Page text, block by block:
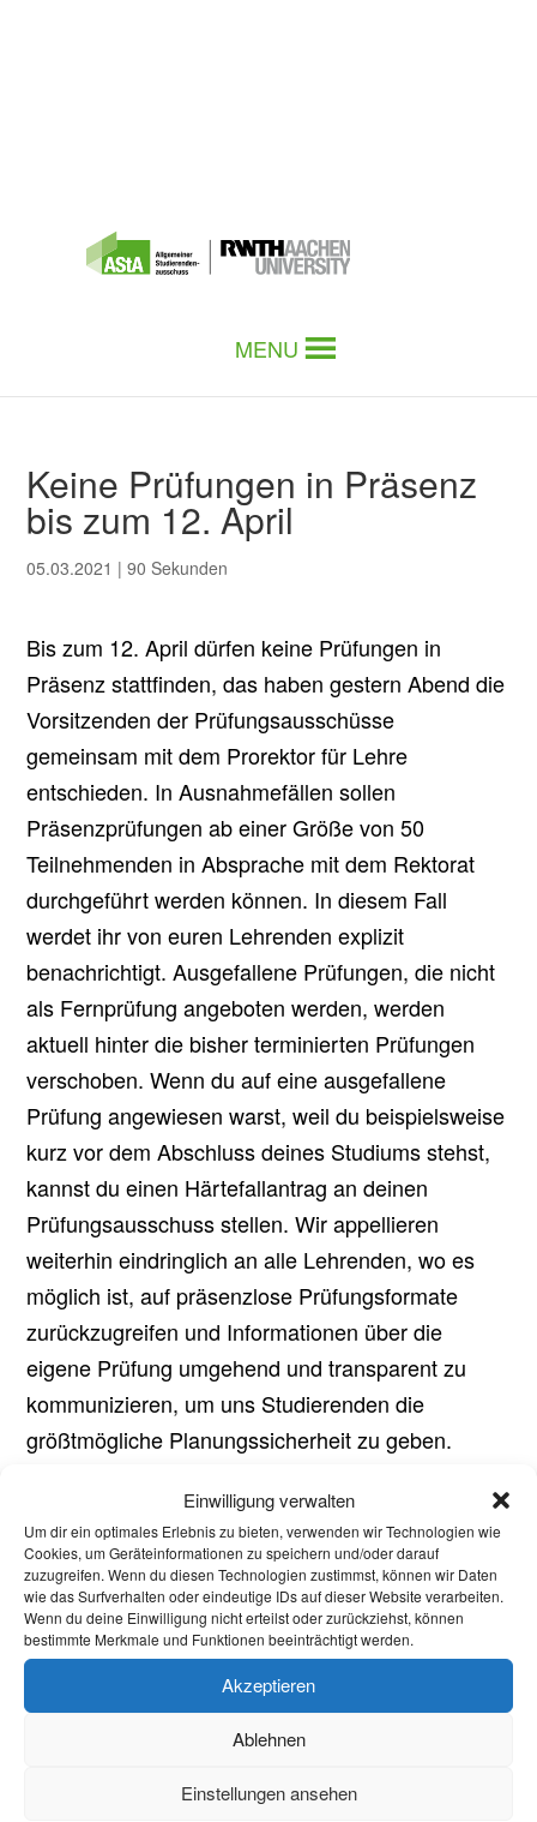
Einwilligung verwalten
Um dir ein optimales Erlebnis zu bieten, verwenden wir Technologien wie
Cookies, um Geräteinformationen zu speichern und/oder darauf
zuzugreifen. Wenn du diesen Technologien zustimmst, können wir Daten
wie das Surfverhalten oder eindeutige IDs auf dieser Website verarbeiten.
Wenn du deine Einwilligung nicht erteilst oder zurückziehst, können
bestimmte Merkmale und Funktionen beeinträchtigt werden.
Akzeptieren
Ablehnen
Einstellungen ansehen
MENU
Keine Prüfungen in Präsenz
bis zum 12. April
05.03.2021 |90 Sekunden
Bis zum 12. April dürfen keine Prüfungen in
Präsenz stattfinden, das haben gestern Abend die
Vorsitzenden der Prüfungsausschüsse
gemeinsam mit dem Prorektor für Lehre
entschieden. In Ausnahmefällen sollen
Präsenzprüfungen ab einer Größe von 50
Teilnehmenden in Absprache mit dem Rektorat
durchgeführt werden können. In diesem Fall
werdet ihr von euren Lehrenden explizit
benachrichtigt. Ausgefallene Prüfungen, die nicht
als Fernprüfung angeboten werden, werden
aktuell hinter die bisher terminierten Prüfungen
verschoben. Wenn du auf eine ausgefallene
Prüfung angewiesen warst, weil du beispielsweise
kurz vor dem Abschluss deines Studiums stehst,
kannst du einen Härtefallantrag an deinen
Prüfungsausschuss stellen. Wir appellieren
weiterhin eindringlich an alle Lehrenden, wo es
möglich ist, auf präsenzlose Prüfungsformate
zurückzugreifen und Informationen über die
eigene Prüfung umgehend und transparent zu
kommunizieren, um uns Studierenden die
größtmögliche Planungssicherheit zu geben.
Alle Informationen zu aktuellen Regelungen und
wie ihr eurem Prüfungsausschuss schreiben
könnt, findet ihr unter:
https://www.asta.rwth-aachen.de/corona/
Aktuelles
neuer internationaler Studierender